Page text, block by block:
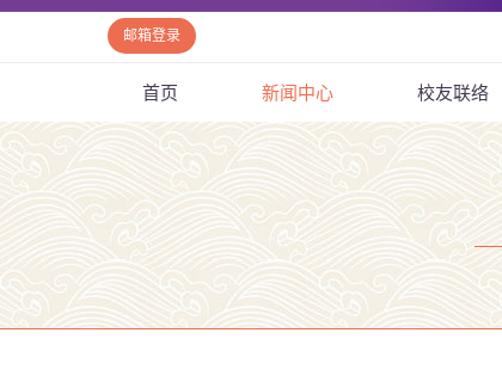
邮箱登录
首页 新闻中心 校友联络